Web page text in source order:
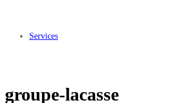
Services
groupe-lacasse